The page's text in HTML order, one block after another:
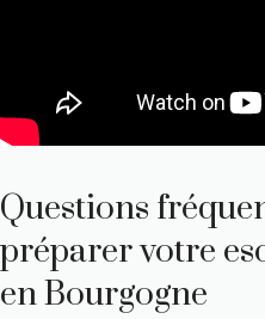
Questions
préparer votre
en Bourgogne